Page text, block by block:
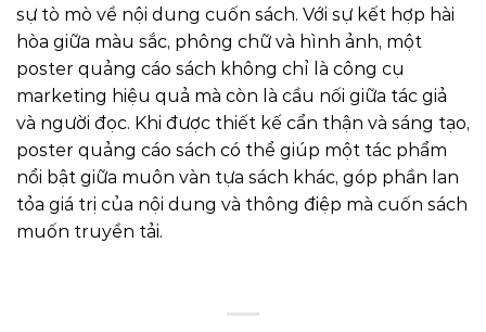
sự tò mò về nội dung cuốn sách. Với sự kết hợp hài
hòa giữa màu sắc, phông chữ và hình ảnh, một
poster quảng cáo sách không chỉ là công cụ
marketing hiệu quả mà còn là cầu nối giữa tác giả
và người đọc. Khi được thiết kế cẩn thận và sáng tạo,
poster quảng cáo sách có thể giúp một tác phẩm
nổi bật giữa muôn vàn tựa sách khác, góp phần lan
tỏa giá trị của nội dung và thông điệp mà cuốn sách
muốn truyền tải.